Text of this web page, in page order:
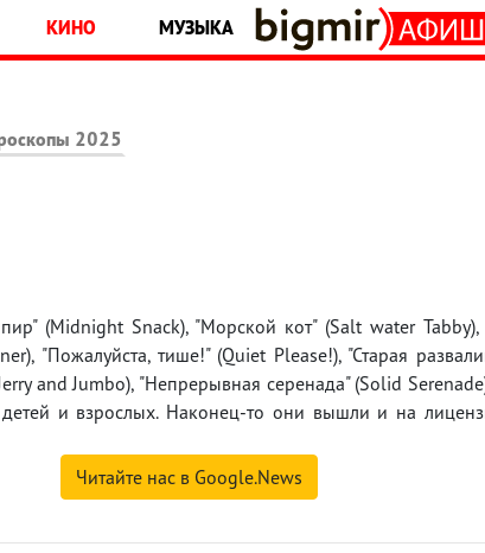
КИНО МУЗЫКА
2025
(Midnight Snack), "Морской кот" (Salt water
"Пожалуйста, тише!" (Quiet Please!), "Старая
and Jumbo), "Непрерывная серенада" (Solid
и взрослых. Наконец-то они вышли и на
Читайте нас в Google.News